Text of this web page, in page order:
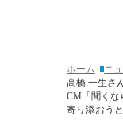
ホーム ニ
高橋 一生さ
CM「聞くな
寄り添おう